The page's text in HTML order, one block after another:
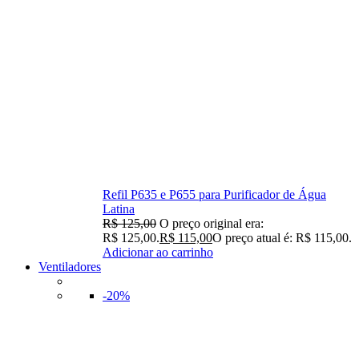
Refil P635 e P655 para Purificador de Água
Latina
R$125,00 O preço original era:
R$ 125,00.R$ 115,00O preço atual é: R$ 115,00.
Adicionar ao carrinho
Ventiladores
-20%